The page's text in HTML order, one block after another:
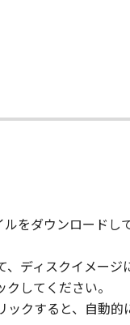
をインストール
の条項に違反し
後直ちに、「本ソ
す。
NOTICE:
that term is
1 through
herein.
をダウンロード
ディスクイメージ
してください。
クすると、自動的